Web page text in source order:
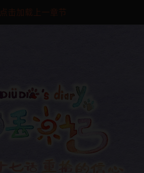
点击加载上一章节